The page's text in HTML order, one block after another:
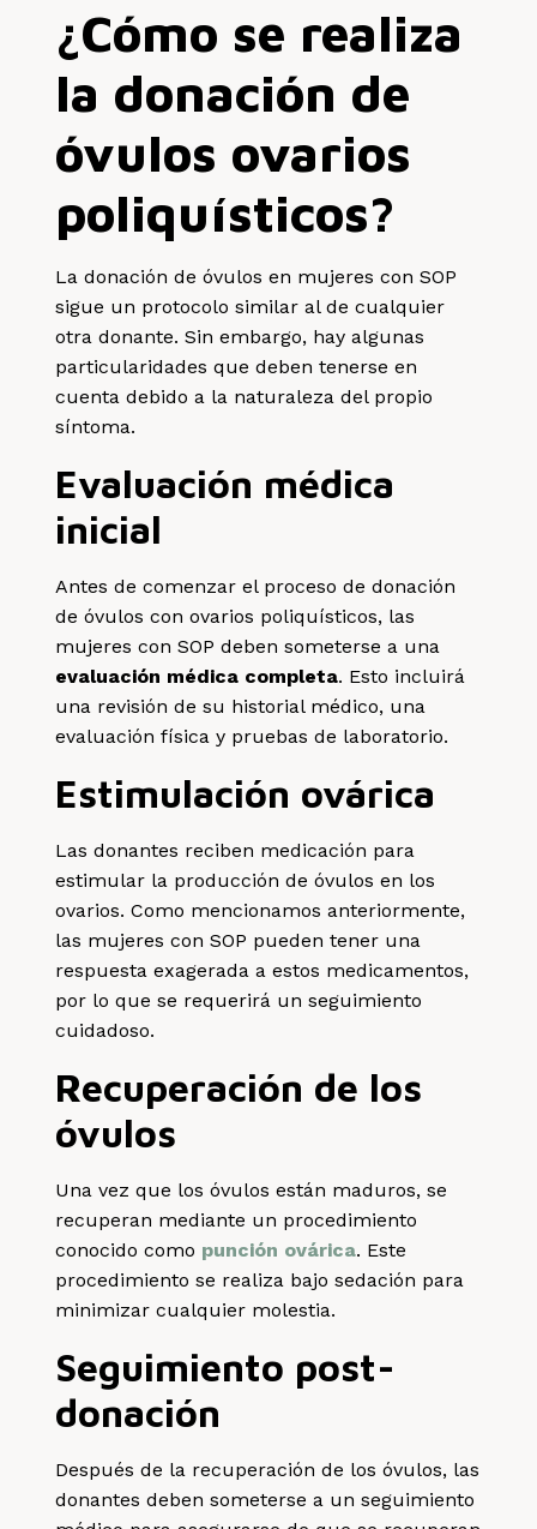
¿Cómo se realiza
la donación de
óvulos ovarios
poliquísticos?
La donación de óvulos en mujeres con SOP
sigue un protocolo similar al de cualquier
otra donante. Sin embargo, hay algunas
particularidades que deben tenerse en
cuenta debido a la naturaleza del propio
síntoma.
Evaluación médica
inicial
Antes de comenzar el proceso de donación
de óvulos con ovarios poliquísticos, las
mujeres con SOP deben someterse a una
evaluación médica completa. Esto incluirá
una revisión de su historial médico, una
evaluación física y pruebas de laboratorio.
Estimulación ovárica
Las donantes reciben medicación para
estimular la producción de óvulos en los
ovarios. Como mencionamos anteriormente,
las mujeres con SOP pueden tener una
respuesta exagerada a estos medicamentos,
por lo que se requerirá un seguimiento
cuidadoso.
Recuperación de los
óvulos
Una vez que los óvulos están maduros, se
recuperan mediante un procedimiento
conocido como punción ovárica. Este
procedimiento se realiza bajo sedación para
minimizar cualquier molestia.
Seguimiento post-
donación
Después de la recuperación de los óvulos, las
donantes deben someterse a un seguimiento